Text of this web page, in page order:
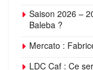
Saison 2026 –
Baleba ?
Mercato :
LDC Caf : Ce